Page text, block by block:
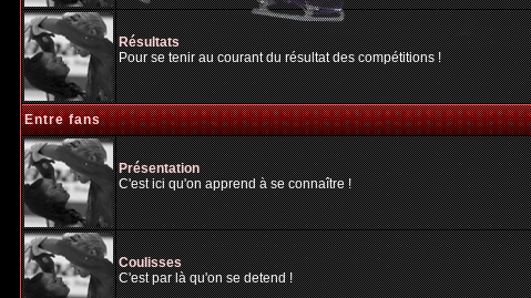
Résultats
Pour se tenir au courant du résultat des compétitions !
Entre fans
Présentation
C'est ici qu'on apprend à se connaître !
Coulisses
C'est par là qu'on se detend !